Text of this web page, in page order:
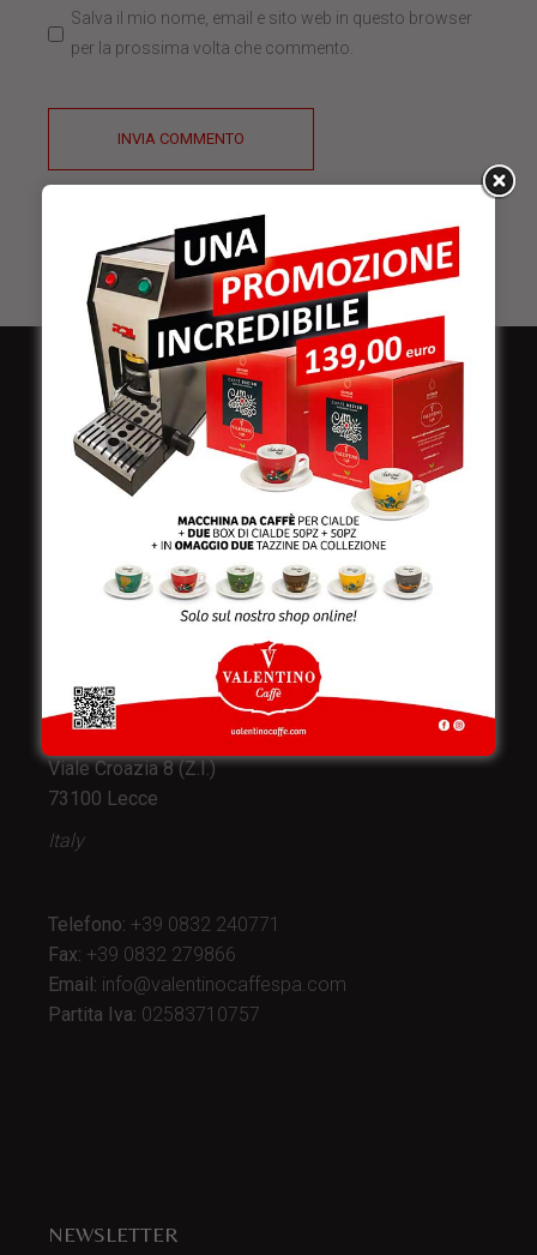
Salva il mio nome, email e sito web in questo browser
per la prossima volta che commento.
INVIA COMMENTO
e produzione:
Viale Croazia 8 (Z.I.)
73100 Lecce
Italy
Telefono: +39 0832 240771
Fax: +39 0832 279866
Email: info@valentinocaffespa.com
Partita Iva: 02583710757
NEWSLETTER